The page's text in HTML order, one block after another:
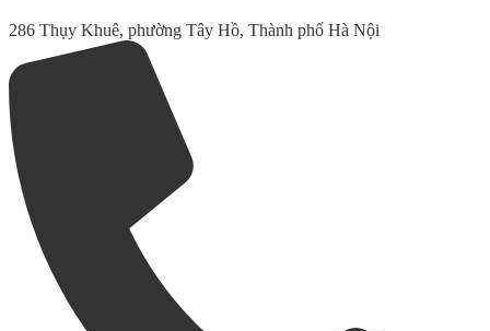
286 Thụy Khuê, phường Tây Hồ, Thành phố Hà Nội